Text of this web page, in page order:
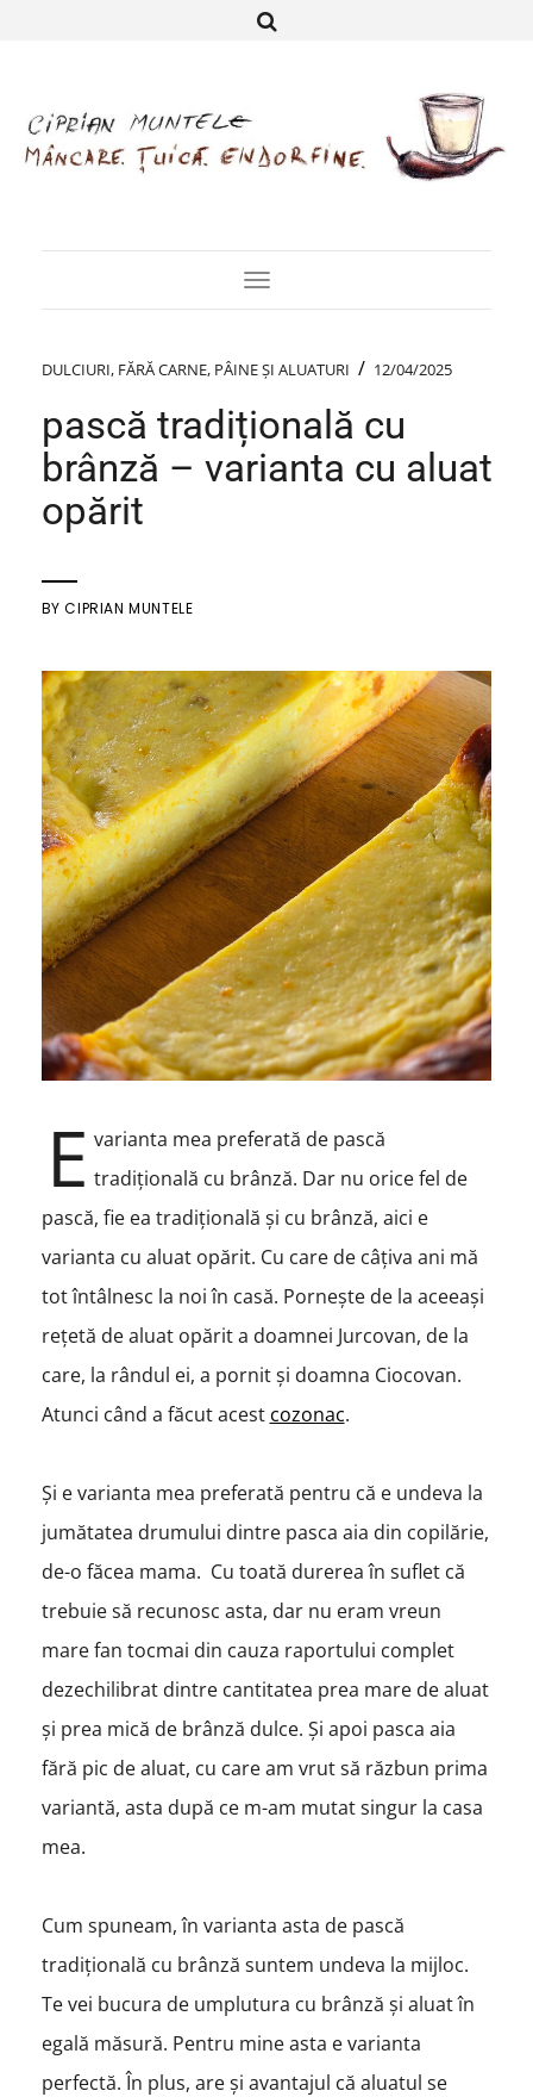
Toggle
Navigation
DULCIURI, FĂRĂ CARNE, PÂINE ȘI ALUATURI / 12/04/2025
pască tradițională cu
brânză – varianta cu aluat
opărit
BYCIPRIAN MUNTELE
E varianta mea preferată de pască
tradițională cu brânză. Dar nu orice fel de
pască, fie ea tradițională și cu brânză, aici e
varianta cu aluat opărit. Cu care de câțiva ani mă
tot întâlnesc la noi în casă. Pornește de la aceeași
rețetă de aluat opărit a doamnei Jurcovan, de la
care, la rândul ei, a pornit și doamna Ciocovan.
Atunci când a făcut acest cozonac.
Și e varianta mea preferată pentru că e undeva la
jumătatea drumului dintre pasca aia din copilărie,
de-o făcea mama. Cu toată durerea în suflet că
trebuie să recunosc asta, dar nu eram vreun
mare fan tocmai din cauza raportului complet
dezechilibrat dintre cantitatea prea mare de aluat
și prea mică de brânză dulce. Și apoi pasca aia
fără pic de aluat, cu care am vrut să răzbun prima
variantă, asta după ce m-am mutat singur la casa
mea.
Cum spuneam, în varianta asta de pască
tradițională cu brânză suntem undeva la mijloc.
Te vei bucura de umplutura cu brânză și aluat în
egală măsură. Pentru mine asta e varianta
perfectă. În plus, are și avantajul că aluatul se